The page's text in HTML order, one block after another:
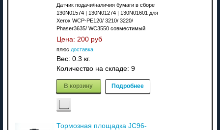
Датчик подачи/наличия бумаги в сборе
130N01574 | 130N01274 | 130N01601 для
Xerox WCP-PE120/ 3210/ 3220/
Phaser3635/ WC3550 совместимый
Цена: 200 руб
плюс доставка
Вес: 0.3 кг.
Количество на складе: 9
В корзину Подробнее
Тормозная площадка JC96-